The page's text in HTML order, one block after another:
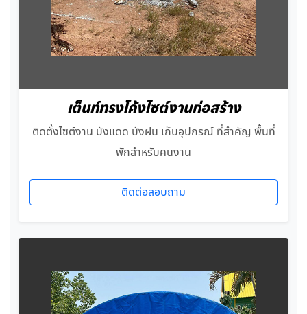
เต็นท์ทรงโค้งไซต์งานก่อสร้าง
ติดตั้งไซต์งาน บังแดด บังฝน เก็บอุปกรณ์ ที่สำคัญ พื้นที่
พักสำหรับคนงาน
ติดต่อสอบถาม